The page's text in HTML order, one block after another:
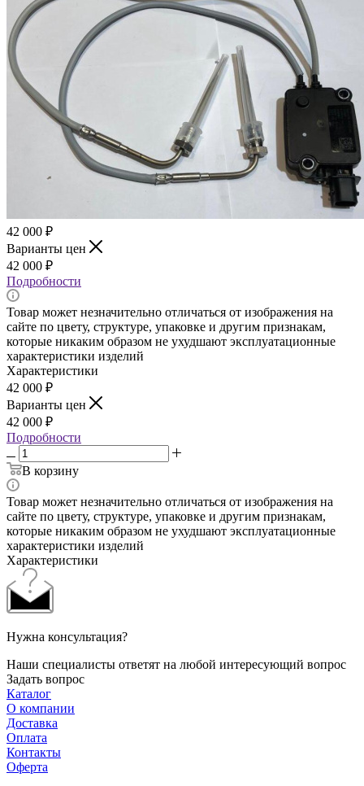
42 000 ₽
Варианты цен
42 000 ₽
Подробности
Товар может незначительно отличаться от изображения на
сайте по цвету, структуре, упаковке и другим признакам,
которые никаким образом не ухудшают эксплуатационные
характеристики изделий
Характеристики
42 000 ₽
Варианты цен
42 000 ₽
Подробности
В корзину
Товар может незначительно отличаться от изображения на
сайте по цвету, структуре, упаковке и другим признакам,
которые никаким образом не ухудшают эксплуатационные
характеристики изделий
Характеристики
Нужна консультация?
Наши специалисты ответят на любой интересующий вопрос
Задать вопрос
Каталог
О компании
Доставка
Оплата
Контакты
Оферта